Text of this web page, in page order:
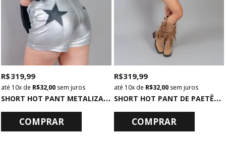
S
HORT HOT PANT METALIZADO PRATA COM ESTRELA PRETO
R$ 319,99
10x de R$ 32,00 sem juros
COMPRAR
S
HORT HOT PANT DE PAETÊS COM FRANJAS
R$ 319,99
10xde R$ 32,00sem juros
COMPRAR